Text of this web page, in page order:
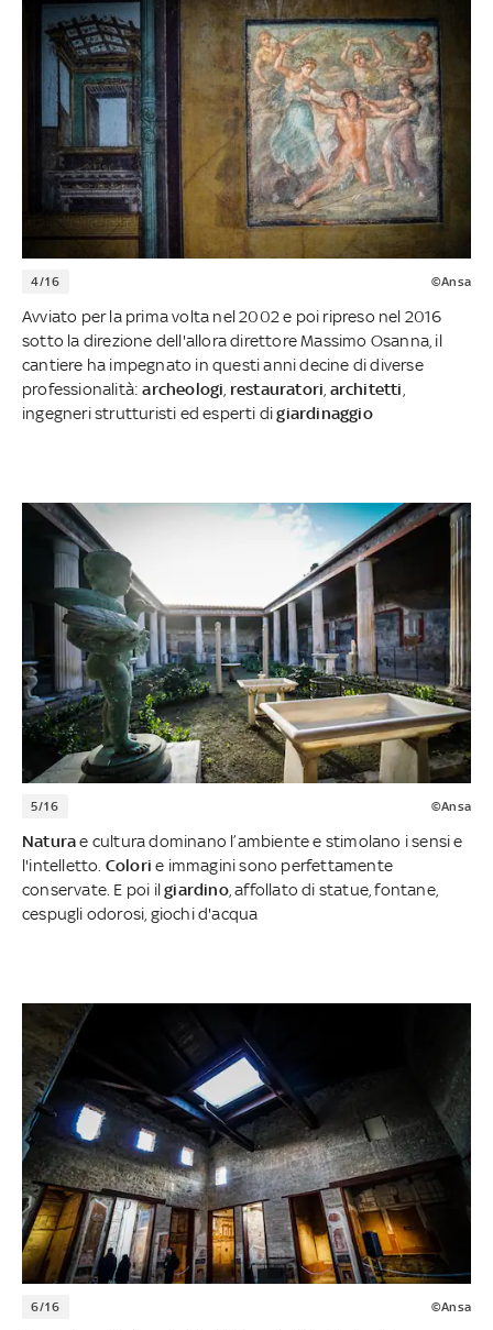
4/16 ©Ansa
Avviato per la prima volta nel 2002 e poi ripreso nel 2016
sotto la direzione dell'allora direttore Massimo Osanna, il
cantiere ha impegnato in questi anni decine di diverse
professionalità:archeologi restauratori architetti
ingegneri strutturisti ed esperti digiardinaggio
5/16 ©Ansa
Naturae cultura dominano l’ambiente e stimolano i sensi e
l'intelletto. Colorie immagini sono perfettamente
conservate. E poi ilgiardino, affollato di statue, fontane,
cespugli odorosi, giochi d'acqua
6/16 ©Ansa